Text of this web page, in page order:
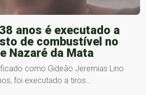
anos é executado a
de combustível no
Nazaré da Mata
como Gideão Jeremias Lino
foi executado a tiros…